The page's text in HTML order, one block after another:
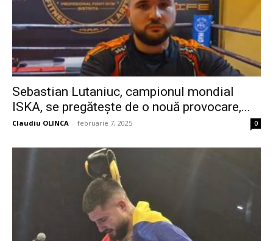
Sebastian Lutaniuc, campionul mondial
ISKA, se pregătește de o nouă provocare,...
Claudiu OLINCA - februarie 7, 2025 0